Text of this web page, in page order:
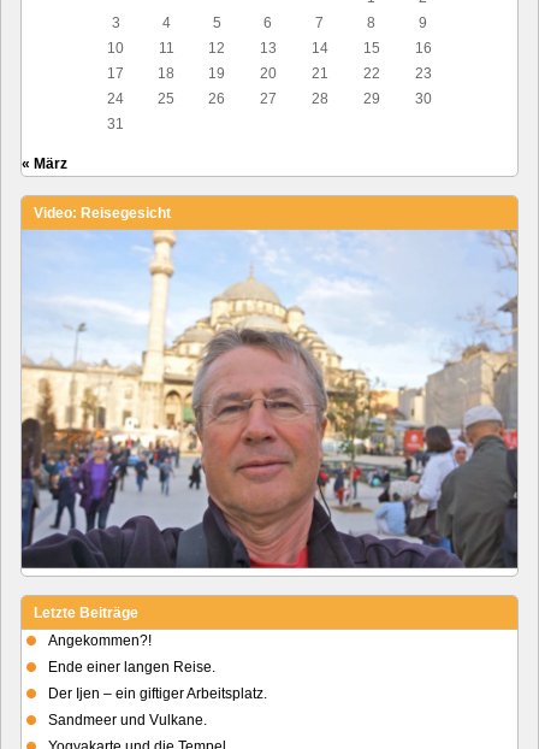
3
4 5 6 7 8
9
10
11 12 13 14 15
16
17
18 19 20 21 22
23
24
25 26 27 28 29
30
31
« März
Video: Reisegesicht
Letzte Beiträge
Angekommen?!
Ende einer langen Reise.
Der Ijen – ein giftiger Arbeitsplatz.
Sandmeer und Vulkane.